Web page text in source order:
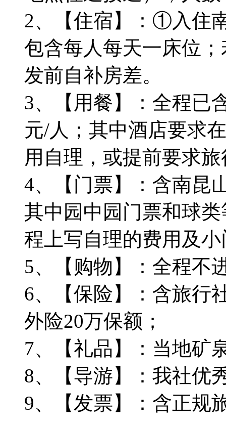
2、【住宿】：①入住
包含每人每天一床位
发前自补房差。
3、【用餐】：全程已
元/人；其中酒店要求
用自理，或提前要求
4、【门票】：含南昆
其中园中园门票和球
程上写自理的费用及
5、【购物】：全程不
6、【保险】：含旅行
外险20万保额；
7、【礼品】：当地矿
8、【导游】：我社优
9、【发票】：含正规